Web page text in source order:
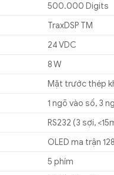
500.000 Digits
TraxDSP TM
24 VDC
8 W
Mặt trước thép
1 ngõ vào số, 3
RS232 (3 sợi,
OLED ma trận
5 phím